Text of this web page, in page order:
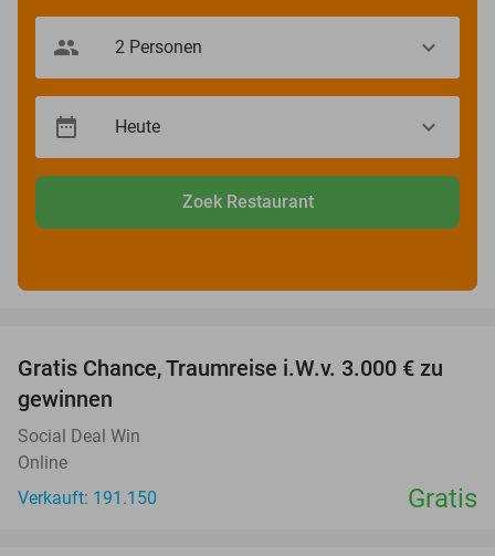
Zoek Restaurant
Gratis Chance, Traumreise i.W.v. 3.000 € zu
gewinnen
Social Deal Win
Online
Verkauft: 191.150
Gratis